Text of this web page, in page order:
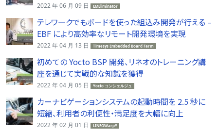
2022 年 06 月 09 日 EMEliminator
テレワークでもボードを使った組込み開発が行える –
EBF により高効率なリモート開発環境を実現
2022 年 04 月 13 日 Timesys Embedded Board Farm
初めての Yocto BSP 開発、リネオのトレーニング講
座を通じて実戦的な知識を獲得
2022 年 04 月 05 日 Yocto コンシェルジュ
カーナビゲーションシステムの起動時間を 2.5 秒に
短縮、利用者の利便性・満足度を大幅に向上
2022 年 02 月 01 日 LINEOWarp!!